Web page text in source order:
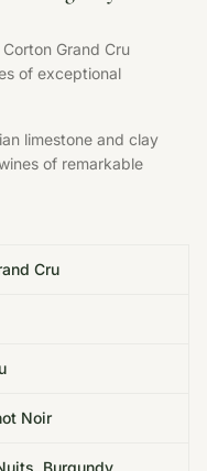
Grand Cru
of exceptional
limestone and clay
of remarkable
Cru
Noir
Burgundy